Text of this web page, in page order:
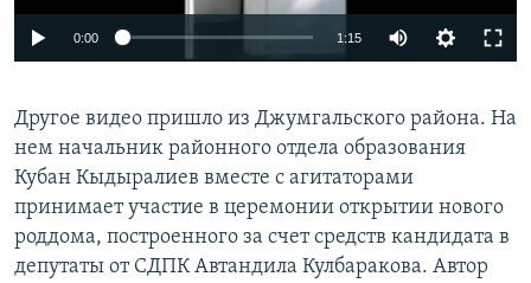
0:00 1:15
Другое видео пришло из Джумгальского района. На
нем начальник районного отдела образования
Кубан Кыдыралиев вместе с агитаторами
принимает участие в церемонии открытии нового
роддома, построенного за счет средств кандидата в
депутаты от СДПК Автандила Кулбаракова. Автор